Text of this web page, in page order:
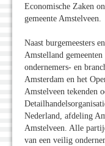
Economische Zaken
gemeente Amstelveen.
Naast burgemeesters
Amstelland
ondernemers- en
Amsterdam en het
Amstelveen tekenden
Nederland, afdeling
Amstelveen. Alle
van een veilig